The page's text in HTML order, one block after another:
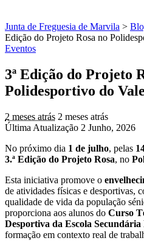
Junta de Freguesia de Marvila >
Edição do Projeto Rosa no
Eventos
3ª Edição do Projeto
Polidesportivo do
2 meses atrás 2 meses atrás
Última Atualização 2 Junho, 2026
No próximo dia 1 de julho, pelas
3.ª Edição do Projeto Rosa, no
Esta iniciativa promove o
de atividades físicas e desportivas,
qualidade de vida da população
proporciona aos alunos do Curso
Desportiva da Escola
formação em contexto real de